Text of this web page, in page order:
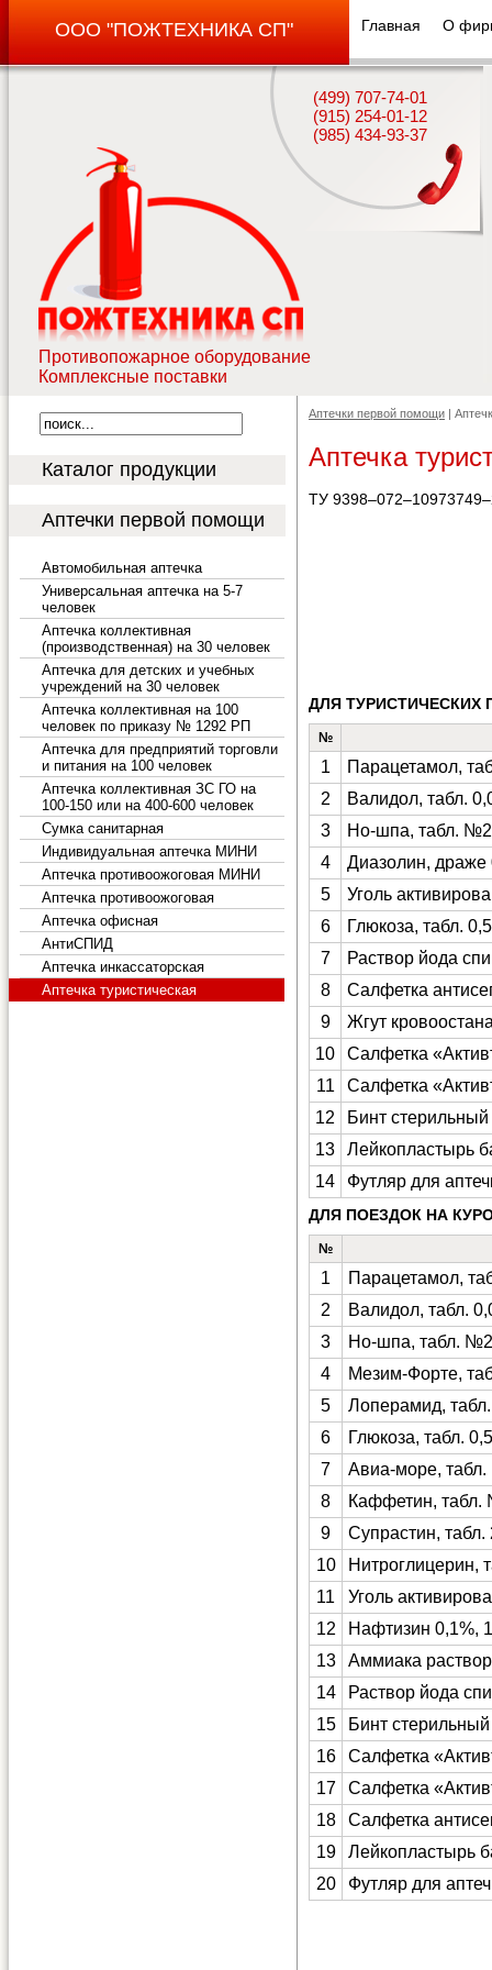
ООО "ПОЖТЕХНИКА СП" Главная О
Противопожарное оборудование
Комплексные поставки
(499) 707-74-01
(915) 254-01-12
(985) 434-93-37
Каталог продукции
Аптечки первой помощи
Автомобильная аптечка
Универсальная аптечка на 5-7
человек
Аптечка коллективная
(производственная) на 30 человек
Аптечка для детских и учебных
учреждений на 30 человек
Аптечка коллективная на 100
человек по приказу № 1292 РП
Аптечка для предприятий торговли
и питания на 100 человек
Аптечка коллективная ЗС ГО на
100-150 или на 400-600 человек
Сумка санитарная
Индивидуальная аптечка МИНИ
Аптечка противоожоговая МИНИ
Аптечка противоожоговая
Аптечка офисная
АнтиСПИД
Аптечка инкассаторская
Аптечка туристическая
Аптечки первой помощи |
Аптечка
ТУ
ДЛЯ ТУРИСТИЧЕСКИХ
№
1
Парацетамол,
2
Валидол, табл.
3
Но-шпа, табл.
4
Диазолин,
5
Уголь
6
Глюкоза, табл.
7
Раствор йода
8
Салфетка
9
Жгут
10
Салфетка
11
Салфетка
12
Бинт
13
Лейкопластырь
14
Футляр для
ДЛЯ ПОЕЗДОК НА
№
1
Парацетамол,
2
Валидол, табл.
3
Но-шпа, табл.
4
Мезим-Форте,
5
Лоперамид,
6
Глюкоза, табл.
7
Авиа-море,
8
Каффетин,
9
Супрастин,
10
Нитроглицерин,
11
Уголь
12
Нафтизин 0,1%,
13
Аммиака
14
Раствор йода
15
Бинт
16
Салфетка
17
Салфетка
18
Салфетка
19
Лейкопластырь
20
Футляр для